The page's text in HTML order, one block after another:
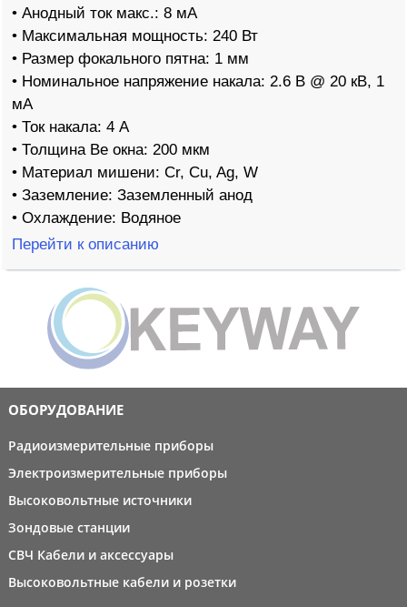
• Анодный ток макс.: 8 мА
• Максимальная мощность: 240 Вт
• Размер фокального пятна: 1 мм
• Номинальное напряжение накала: 2.6 В @ 20 кВ, 1
мА
• Ток накала: 4 А
• Толщина Be окна: 200 мкм
• Материал мишени: Cr, Cu, Ag, W
• Заземление: Заземленный анод
• Охлаждение: Водяное
Перейти к описанию
ОБОРУДОВАНИЕ
Радиоизмерительные приборы
Электроизмерительные приборы
Высоковольтные источники
Зондовые станции
СВЧ Кабели и аксессуары
Высоковольтные кабели и розетки